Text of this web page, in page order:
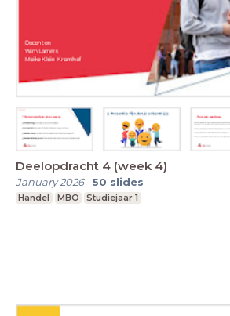
Deelopdracht 4 (week 4)
January 2026-50 slides
Handel MBO Studiejaar 1